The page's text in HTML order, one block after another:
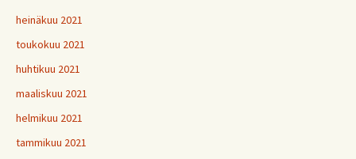
heinäkuu 2021
toukokuu 2021
huhtikuu 2021
maaliskuu 2021
helmikuu 2021
tammikuu 2021